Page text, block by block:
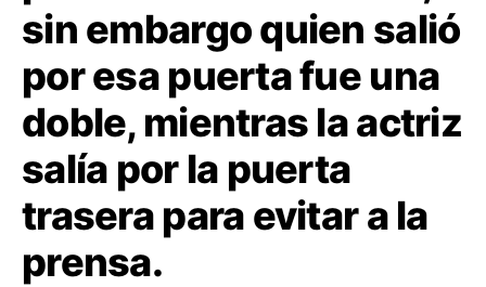
sin embargo quien salió
por esa puerta fue una
doble, mientras la actriz
salía por la puerta
trasera para evitar a la
prensa.